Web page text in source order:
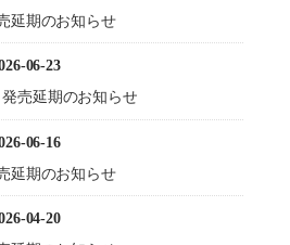
延期のお知らせ
06-23
発売延期のお知らせ
06-16
延期のお知らせ
04-20